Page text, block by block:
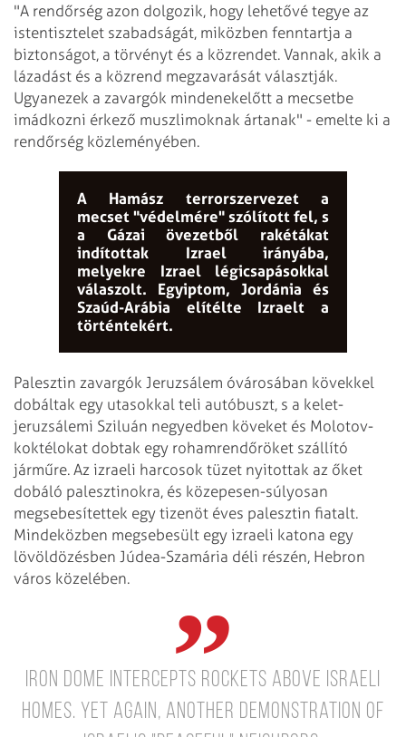
"A rendőrség azon dolgozik, hogy lehetővé tegye az
istentisztelet szabadságát, miközben fenntartja a
biztonságot, a törvényt és a közrendet. Vannak, akik a
lázadást és a közrend megzavarását választják.
Ugyanezek a zavargók mindenekelőtt a mecsetbe
imádkozni érkező muszlimoknak ártanak" - emelte ki a
rendőrség közleményében.
A Hamász terrorszervezet a
mecset "védelmére" szólított fel, s
a Gázai övezetből rakétákat
indítottak Izrael irányába,
melyekre Izrael légicsapásokkal
válaszolt. Egyiptom, Jordánia és
Szaúd-Arábia elítélte Izraelt a
történtekért.
Palesztin zavargók Jeruzsálem óvárosában kövekkel
dobáltak egy utasokkal teli autóbuszt, s a kelet-
jeruzsálemi Sziluán negyedben köveket és Molotov-
koktélokat dobtak egy rohamrendőröket szállító
járműre. Az izraeli harcosok tüzet nyitottak az őket
dobáló palesztinokra, és közepesen-súlyosan
megsebesítettek egy tizenöt éves palesztin fiatalt.
Mindeközben megsebesült egy izraeli katona egy
lövöldözésben Júdea-Szamária déli részén, Hebron
város közelében.
Iron Dome intercepts rockets above Israeli
homes. Yet again, another demonstration of